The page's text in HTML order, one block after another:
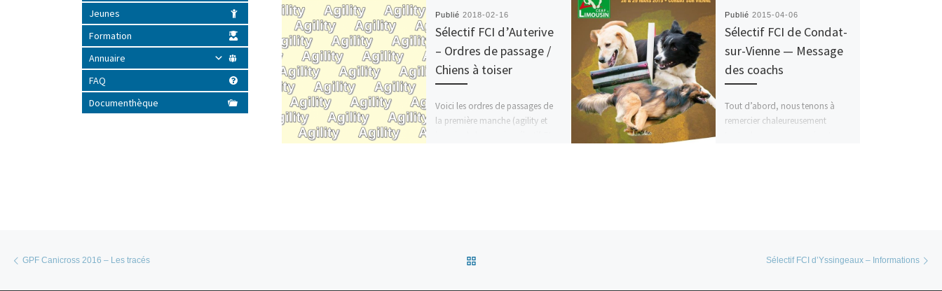
Publié2018-02-16
Sélectif FCI d’Auterive
– Ordres de passage /
Chiens à toiser
Voici les ordres de passages de
la première manche (agility et
Publié 2015-04-06
Sélectif FCI de Condat-
sur-Vienne — Message
des coachs
Tout d’abord, nous tenons à
remercier chaleureusement
Jeunes
Formation
Annuaire
FAQ
Documenthèque
Parcourir les articles
GPF Canicross 2016 – Les tracés Sélectif FCI d’Yssingeaux – Informations